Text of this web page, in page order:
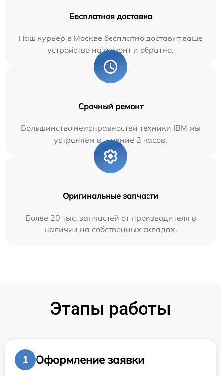
Бесплатная доставка
Наш курьер в Москве бесплатно доставит ваше
устройство на ремонт и обратно.
Срочный ремонт
Большинство неисправностей техники IBM мы
устраняем в течение 2 часов.
Оригинальные запчасти
Более 20 тыс. запчастей от производителя в
наличии на собственных складах.
Этапы работы
1
Оформление заявки